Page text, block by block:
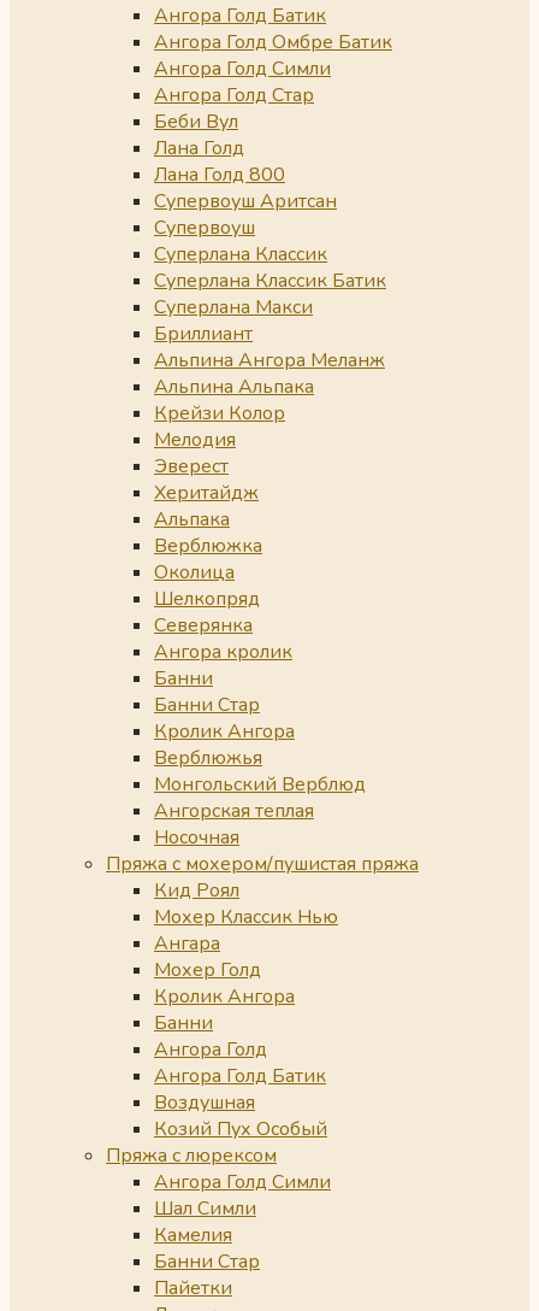
Ангора Голд Батик
Ангора Голд Омбре Батик
Ангора Голд Симли
Ангора Голд Стар
Беби Вул
Лана Голд
Лана Голд 800
Супервоуш Аритсан
Супервоуш
Суперлана Классик
Суперлана Классик Батик
Суперлана Макси
Бриллиант
Альпина Ангора Меланж
Альпина Альпака
Крейзи Колор
Мелодия
Эверест
Херитайдж
Альпака
Верблюжка
Околица
Шелкопряд
Северянка
Ангора кролик
Банни
Банни Стар
Кролик Ангора
Верблюжья
Монгольский Верблюд
Ангорская теплая
Носочная
Пряжа с мохером/пушистая пряжа
Кид Роял
Мохер Классик Нью
Ангара
Мохер Голд
Кролик Ангора
Банни
Ангора Голд
Ангора Голд Батик
Воздушная
Козий Пух Особый
Пряжа с люрексом
Ангора Голд Симли
Шал Симли
Камелия
Банни Стар
Пайетки